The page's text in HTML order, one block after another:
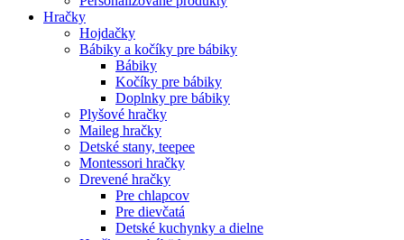
Hračky
Hojdačky
Bábiky a kočíky pre bábiky
Bábiky
Kočíky pre bábiky
Doplnky pre bábiky
Plyšové hračky
Maileg hračky
Detské stany, teepee
Montessori hračky
Drevené hračky
Pre chlapcov
Pre dievčatá
Detské kuchynky a dielne